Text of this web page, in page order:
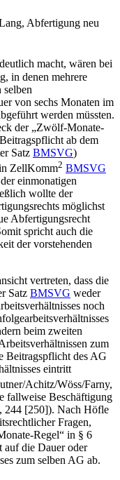
, Abfertigung neu
macht, wären bei
in denen mehrere
selben
von sechs Monaten im
werden müssten.
der „Zwölf-Monate-
ab dem
Satz BMSVG)
ZellKomm2 BMSVG
einmonatigen
wollte der
möglichst
Abfertigungsrecht
spricht auch die
der vorstehenden
vertreten, dass die
Satz BMSVG weder
noch
beim zweiten
zum
Beitragspflicht des AG
eintritt
Achitz/Wöss/Farny,
fallweise Beschäftigung
244 [250]). Nach Höfle
Fragen,
Regel“ in § 6
auf die Dauer oder
zum selben AG ab.